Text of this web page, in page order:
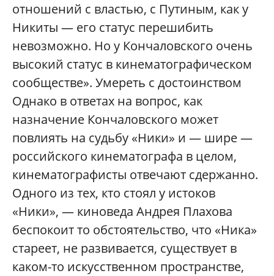
отношений с властью, с Путиным, как у
Никиты — его статус перешибить
невозможно. Но у Кончаловского очень
высокий статус в кинематографическом
сообществе». Умереть с достоинством
Однако в ответах на вопрос, как
назначение Кончаловского может
повлиять на судьбу «Ники» и — шире —
российского кинематографа в целом,
кинематографисты отвечают сдержанно.
Одного из тех, кто стоял у истоков
«Ники», — киноведа Андрея Плахова
беспокоит то обстоятельство, что «Ника»
стареет, не развивается, существует в
каком-то искусственном пространстве,